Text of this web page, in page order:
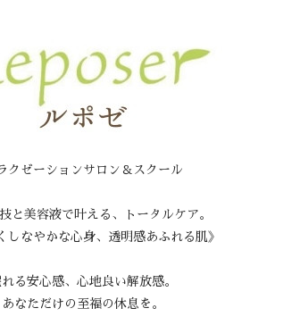
クゼーションサロン＆スクール
と美容液で叶える、トータルケア。
しなやかな心身、透明感あふれる肌》
れる安心感、心地良い解放感。
あなただけの至福の休息を。